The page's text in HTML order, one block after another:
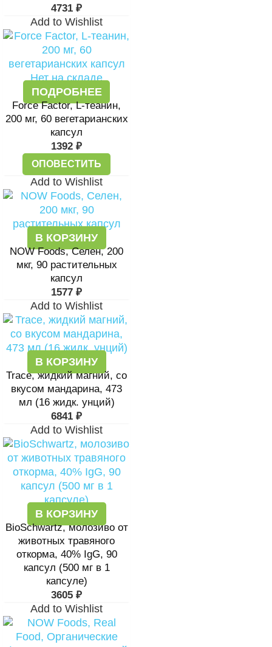
4731 ₽
Add to Wishlist
Нет на складе
ПОДРОБНЕЕ
Force Factor, L-теанин,
200 мг, 60 вегетарианских
капсул
1392 ₽
ОПОВЕСТИТЬ
Add to Wishlist
В КОРЗИНУ
NOW Foods, Селен, 200
мкг, 90 растительных
капсул
1577 ₽
Add to Wishlist
В КОРЗИНУ
Trace, жидкий магний, со
вкусом мандарина, 473
мл (16 жидк. унций)
6841 ₽
Add to Wishlist
В КОРЗИНУ
BioSchwartz, молозиво от
животных травяного
откорма, 40% IgG, 90
капсул (500 мг в 1
капсуле)
3605 ₽
Add to Wishlist